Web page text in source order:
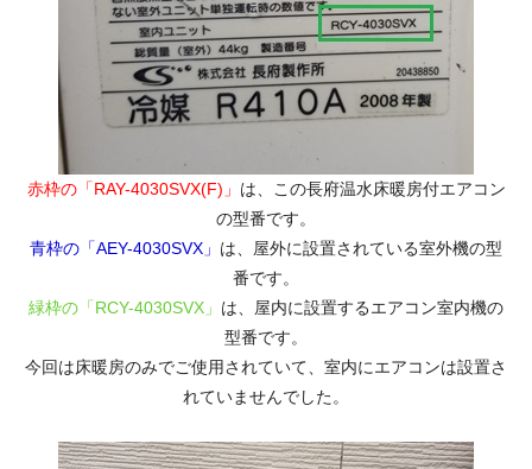
赤枠の「RAY-4030SVX(F)」 は、この長府温水床暖房付エアコン
の型番です。
青枠の「AEY-4030SVX」 は、屋外に設置されている室外機の型
番です。
緑枠の「RCY-4030SVX」 は、屋内に設置するエアコン室内機の
型番です。
今回は床暖房のみでご使用されていて、室内にエアコンは設置さ
れていませんでした。